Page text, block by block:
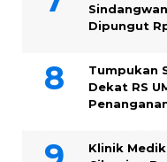
Dipungut
Tumpukan
Dekat RS
Klinik